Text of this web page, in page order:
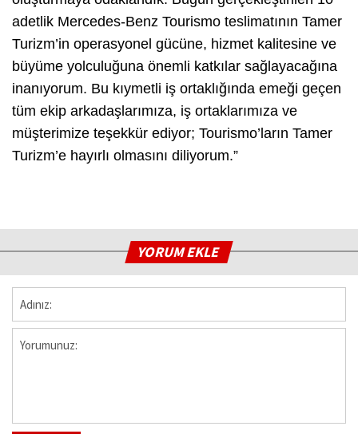
adetlik Mercedes-Benz Tourismo teslimatının Tamer
Turizm’in operasyonel gücüne, hizmet kalitesine ve
büyüme yolculuğuna önemli katkılar sağlayacağına
inanıyorum. Bu kıymetli iş ortaklığında emeği geçen
tüm ekip arkadaşlarımıza, iş ortaklarımıza ve
müşterimize teşekkür ediyor; Tourismo’ların Tamer
Turizm’e hayırlı olmasını diliyorum.”
YORUM EKLE